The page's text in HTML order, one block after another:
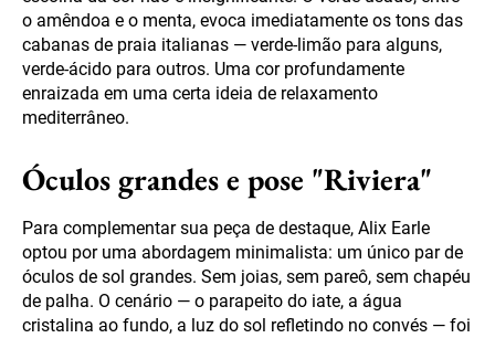
o amêndoa e o menta, evoca imediatamente os tons das
cabanas de praia italianas — verde-limão para alguns,
verde-ácido para outros. Uma cor profundamente
enraizada em uma certa ideia de relaxamento
mediterrâneo.
Óculos grandes e pose "Riviera"
Para complementar sua peça de destaque, Alix Earle
optou por uma abordagem minimalista: um único par de
óculos de sol grandes. Sem joias, sem pareô, sem chapéu
de palha. O cenário — o parapeito do iate, a água
cristalina ao fundo, a luz do sol refletindo no convés — foi